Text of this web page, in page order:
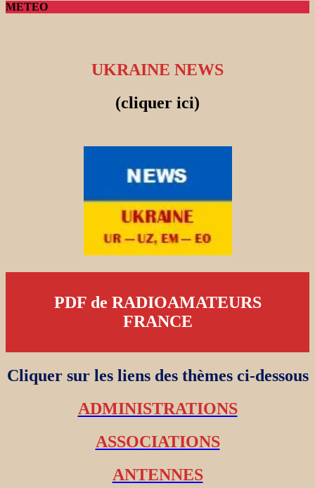
METEO
UKRAINE NEWS
(cliquer ici)
PDF de RADIOAMATEURS
FRANCE
Cliquer sur les liens des thèmes ci-dessous
ADMINISTRATIONS
ASSOCIATIONS
ANTENNES